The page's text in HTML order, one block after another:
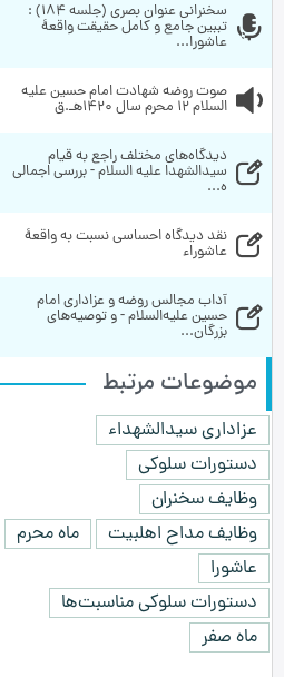
عاشورا...
السلام 12 محرم سال 1420هـ.ق
ه...
عاشوراء
بزرگان...
موضوعات مرتبط
عزاداری سیدالشهداء
دستورات سلوکی
وظایف سخنران
وظایف مداح اهلبیت
ماه محرم
عاشورا
دستورات سلوکی مناسبت‌ها
ماه صفر